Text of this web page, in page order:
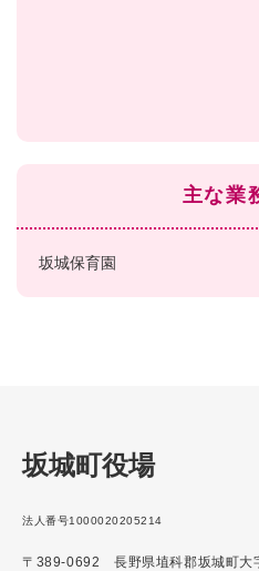
主な業
坂城保育園
坂城町役場
法人番号1000020205214
〒389-0692 長野県埴科郡坂城町大